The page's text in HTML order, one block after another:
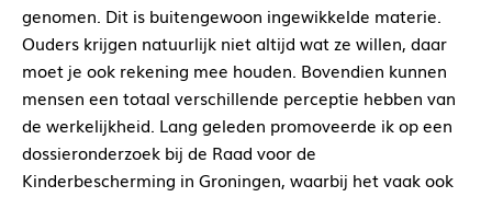
genomen. Dit is buitengewoon ingewikkelde materie.
Ouders krijgen natuurlijk niet altijd wat ze willen, daar
moet je ook rekening mee houden. Bovendien kunnen
mensen een totaal verschillende perceptie hebben van
de werkelijkheid. Lang geleden promoveerde ik op een
dossieronderzoek bij de Raad voor de
Kinderbescherming in Groningen, waarbij het vaak ook